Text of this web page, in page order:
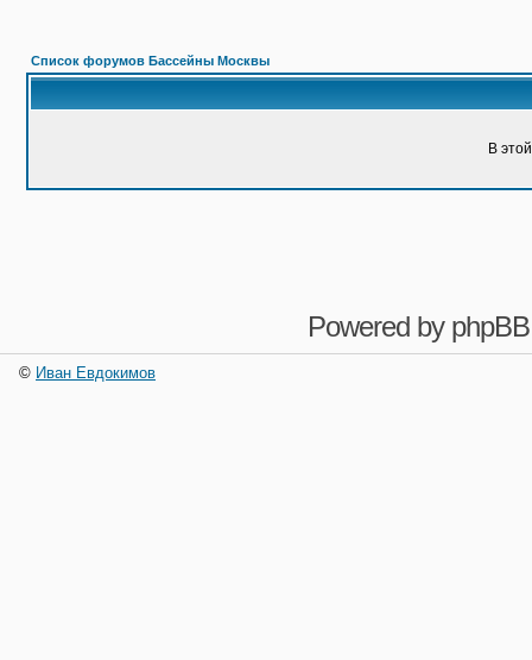
Список форумов Бассейны Москвы
В
Powered by phpBB
© Иван Евдокимов